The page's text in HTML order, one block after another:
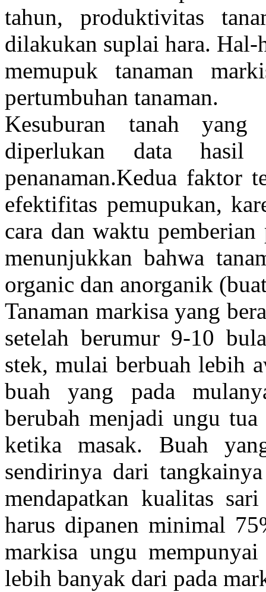
tahun, produktivitas
dilakukan suplai hara.
memupuk tanaman
pertumbuhan tanaman.
Kesuburan tanah
diperlukan data
penanaman.Kedua faktor
efektifitas pemupukan,
cara dan waktu
menunjukkan bahwa
organic dan anorganik
Tanaman markisa yang
setelah berumur 9-10
stek, mulai berbuah lebih
buah yang pada
berubah menjadi ungu
ketika masak. Buah
sendirinya dari
mendapatkan kualitas
harus dipanen minimal
markisa ungu
lebih banyak dari pada